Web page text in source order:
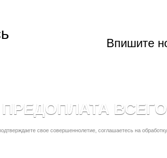
Впишите
ПРЕДОПЛАТА ВСЕГО
свое совершеннолетие, соглашаетесь на